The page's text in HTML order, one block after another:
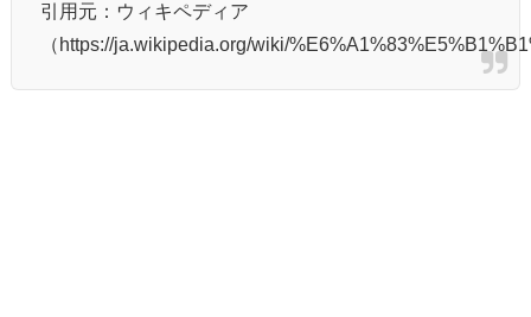
引用元：ウィキペディア
（https://ja.wikipedia.org/wiki/